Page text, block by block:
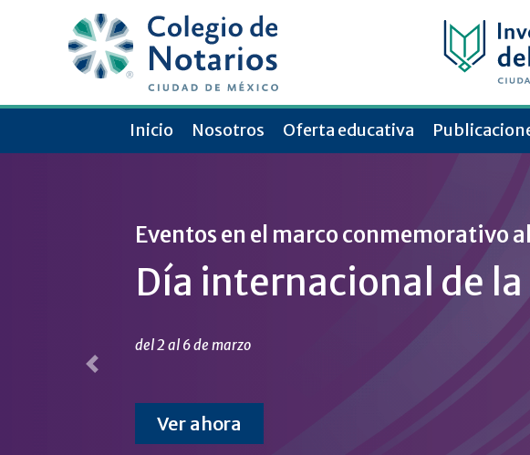
Inicio Nosotros Oferta educativa
Eventos en el marco conmemorativo al
Día internacional de
del 2 al 6 de marzo
Ver ahora
Lectura en línea
Publicaciones
conmemorativas del
Consulta aquí
Previous